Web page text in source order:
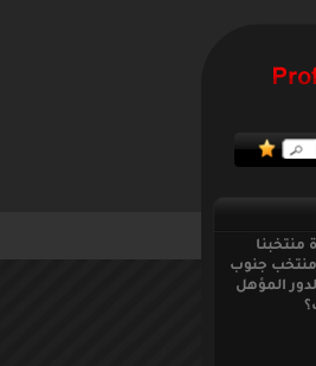
منتخبنا
منتخب جنوب
المؤهل